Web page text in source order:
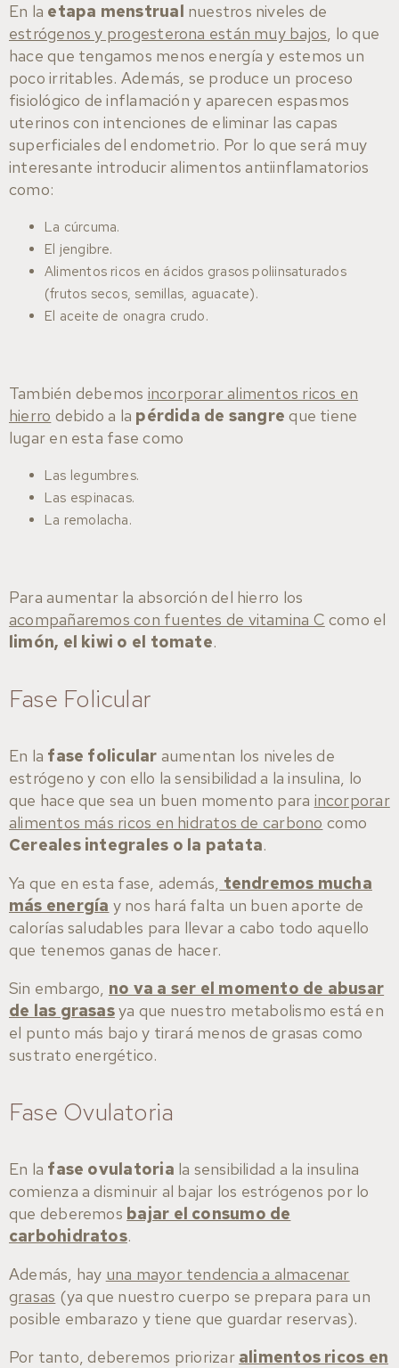
En la etapa menstrual nuestros niveles de
estrógenos y progesterona están muy bajos, lo que
hace que tengamos menos energía y estemos un
poco irritables. Además, se produce un proceso
fisiológico de inflamación y aparecen espasmos
uterinos con intenciones de eliminar las capas
superficiales del endometrio. Por lo que será muy
interesante introducir alimentos antiinflamatorios
como:
La cúrcuma.
El jengibre.
Alimentos ricos en ácidos grasos poliinsaturados
(frutos secos, semillas, aguacate).
El aceite de onagra crudo.
También debemos incorporar alimentos ricos en
hierro debido a la pérdida de sangre que tiene
lugar en esta fase como
Las legumbres.
Las espinacas.
La remolacha.
Para aumentar la absorción del hierro los
acompañaremos con fuentes de vitamina C como el
limón, el kiwi o el tomate.
Fase Folicular
En la fase folicular aumentan los niveles de
estrógeno y con ello la sensibilidad a la insulina, lo
que hace que sea un buen momento para incorporar
alimentos más ricos en hidratos de carbono como
Cereales integrales o la patata.
Ya que en esta fase, además, tendremos mucha
más energía y nos hará falta un buen aporte de
calorías saludables para llevar a cabo todo aquello
que tenemos ganas de hacer.
Sin embargo, no va a ser el momento de abusar
de las grasasya que nuestro metabolismo está en
el punto más bajo y tirará menos de grasas como
sustrato energético.
Fase Ovulatoria
En la fase ovulatoria la sensibilidad a la insulina
comienza a disminuir al bajar los estrógenos por lo
que deberemos bajar el consumo de
carbohidratos.
Además, hay una mayor tendencia a almacenar
grasas (ya que nuestro cuerpo se prepara para un
posible embarazo y tiene que guardar reservas).
Por tanto, deberemos priorizar alimentos ricos en